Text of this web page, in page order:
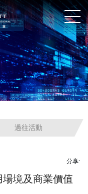
過往活動
分享:
場境及商業價值